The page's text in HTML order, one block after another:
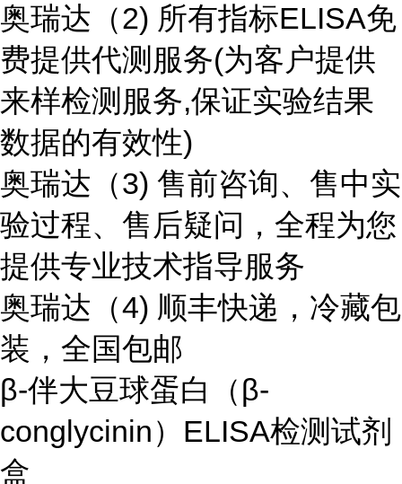
奥瑞达（2) 所有指标ELISA免
费提供代测服务(为客户提供
来样检测服务,保证实验结果
数据的有效性)
奥瑞达（3) 售前咨询、售中实
验过程、售后疑问，全程为您
提供专业技术指导服务
奥瑞达（4) 顺丰快递，冷藏包
装，全国包邮
β-伴大豆球蛋白（β-
conglycinin）ELISA检测试剂
盒